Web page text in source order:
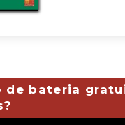
de bateria